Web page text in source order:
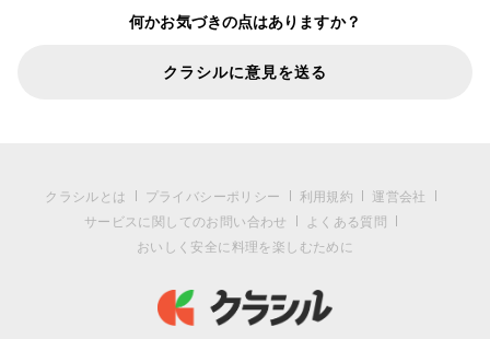
何かお気づきの点はありますか？
クラシルに意見を送る
クラシルとは プライバシーポリシー 利用規約
運営会社
サービスに関してのお問い合わせ
よくある質問
おいしく安全に料理を楽しむために